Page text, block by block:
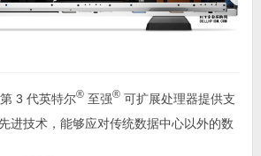
3 代英特尔®至强®可扩展处理器提供支
进技术，能够应对传统数据中心以外的数